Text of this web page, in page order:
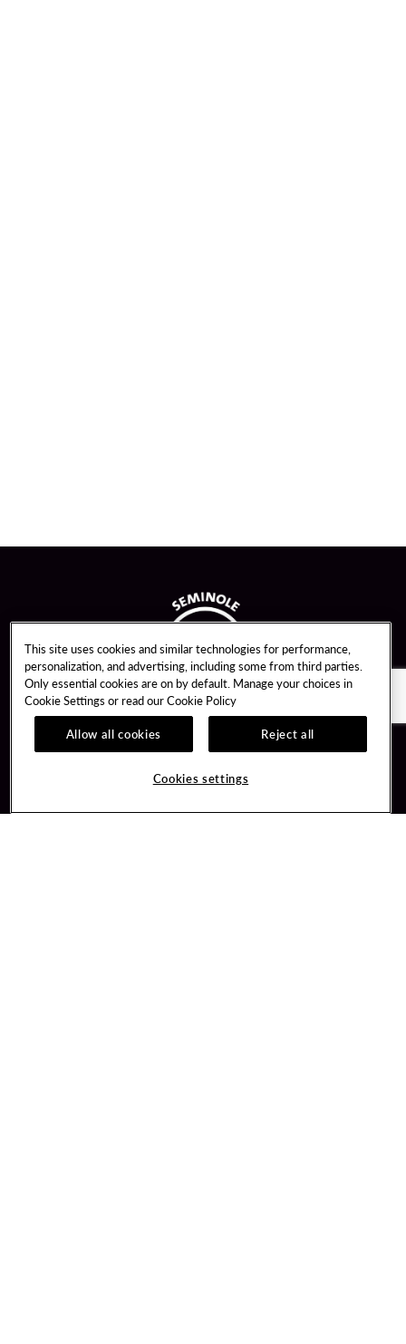
Guest Services
Unity By Hard Rock
Join / Sign In
This site uses cookies and similar technologies for performance,
personalization, and advertising, including some from third parties.
Only essential cookies are on by default. Manage your choices in
Cookie Settings or read ourCookie Policy
Allow all cookies
Reject all
Cookies settings